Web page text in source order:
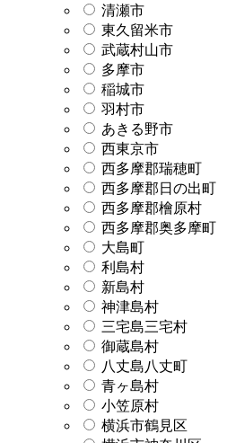
清瀬市
東久留米市
武蔵村山市
多摩市
稲城市
羽村市
あきる野市
西東京市
西多摩郡瑞穂町
西多摩郡日の出町
西多摩郡檜原村
西多摩郡奥多摩町
大島町
利島村
新島村
神津島村
三宅島三宅村
御蔵島村
八丈島八丈町
青ヶ島村
小笠原村
横浜市鶴見区